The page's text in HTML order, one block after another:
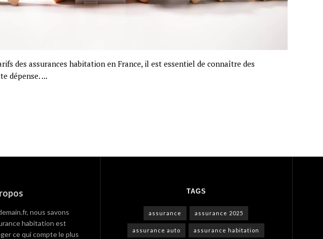
des assurances habitation en France, il est essentiel de connaître des
dépense. ...
nous savons
habitation est
ce qui compte le plus
TAGS
assurance assurance 2025
assurance auto assurance habitation